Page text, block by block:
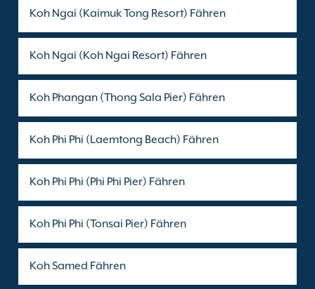
Koh Ngai (Kaimuk Tong Resort) Fähren
Koh Ngai (Koh Ngai Resort) Fähren
Koh Phangan (Thong Sala Pier) Fähren
Koh Phi Phi (Laemtong Beach) Fähren
Koh Phi Phi (Phi Phi Pier) Fähren
Koh Phi Phi (Tonsai Pier) Fähren
Koh Samed Fähren